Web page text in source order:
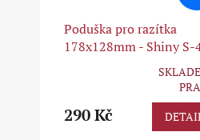
Poduška pro razítka
178x128mm - Shiny S-
produktu
290 Kč